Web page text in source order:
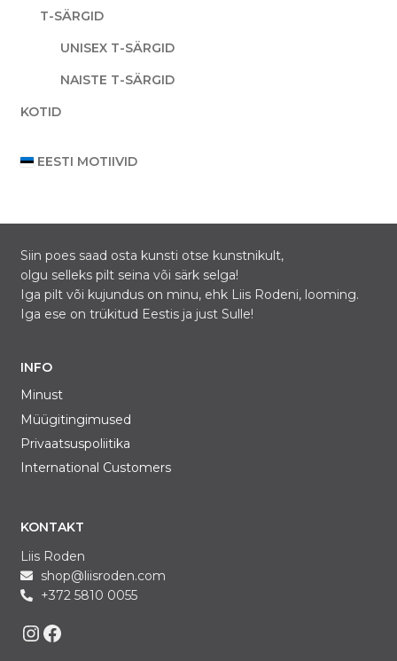
T-SÄRGID
UNISEX T-SÄRGID
NAISTE T-SÄRGID
KOTID
EESTI MOTIIVID
Siin poes saad osta kunsti otse kunstnikult,
olgu selleks pilt seina või särk selga!
Iga pilt või kujundus on minu, ehk Liis Rodeni, looming.
Iga ese on trükitud Eestis ja just Sulle!
INFO
Minust
Müügitingimused
Privaatsuspoliitika
International Customers
KONTAKT
Liis Roden
shop@liisroden.com
+372 5810 0055
Liis on InstagramLiis on Facebook